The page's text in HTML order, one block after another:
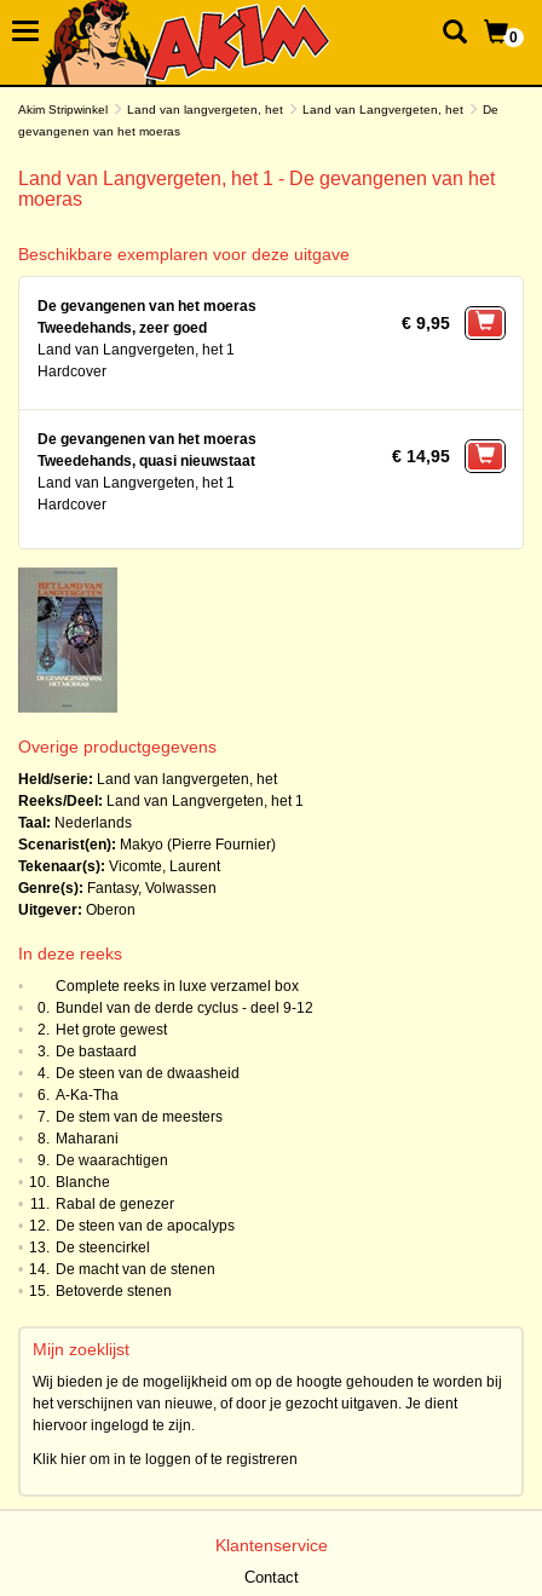
0
Akim Stripwinkel Land van langvergeten, het Land van Langvergeten, het
De
gevangenen van het moeras
Land van Langvergeten, het 1 - De gevangenen van het
moeras
Beschikbare exemplaren voor deze uitgave
De gevangenen van het moeras
Tweedehands, zeer goed
Land van Langvergeten, het 1
Hardcover
€ 9,95
De gevangenen van het moeras
Tweedehands, quasi nieuwstaat
Land van Langvergeten, het 1
Hardcover
€ 14,95
Overige productgegevens
Held/serie: Land van langvergeten, het
Reeks/Deel: Land van Langvergeten, het1
Taal: Nederlands
Scenarist(en): Makyo (Pierre Fournier)
Tekenaar(s): Vicomte, Laurent
Genre(s): Fantasy, Volwassen
Uitgever: Oberon
In deze reeks
•
Complete reeks in luxe verzamel box
•
0. Bundel van de derde cyclus - deel 9-12
•
2. Het grote gewest
•
3. De bastaard
•
4. De steen van de dwaasheid
•
6. A-Ka-Tha
•
7. De stem van de meesters
•
8. Maharani
•
9. De waarachtigen
• 10. Blanche
• 11. Rabal de genezer
• 12. De steen van de apocalyps
• 13. De steencirkel
• 14. De macht van de stenen
• 15. Betoverde stenen
Mijn zoeklijst
Wij bieden je de mogelijkheid om op de hoogte gehouden te worden bij
het verschijnen van nieuwe, of door je gezocht uitgaven. Je dient
hiervoor ingelogd te zijn.
Klik hier om in te loggen of te registreren
Klantenservice
Contact